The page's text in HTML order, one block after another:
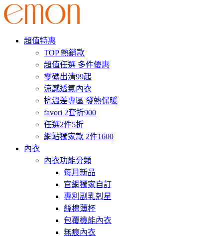
超值特惠
TOP 熱銷款
超值任選 多件優惠
零碼出清99起
涼感透氣內衣
抗溫差專區 發熱保暖
favori 2套折900
任選2件5折
網站獨家款 2件1600
內衣
內衣功能分類
每月新品
官網獨家自訂
專利副乳剋星
絲棉薄杯
包覆機能內衣
無痕內衣